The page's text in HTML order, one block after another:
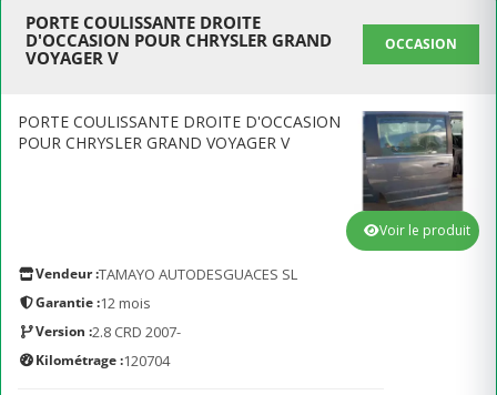
PORTE COULISSANTE DROITE
D'OCCASION POUR CHRYSLER GRAND
VOYAGER V
OCCASION
PORTE COULISSANTE DROITE D'OCCASION
POUR CHRYSLER GRAND VOYAGER V
Vendeur :TAMAYO AUTODESGUACES SL
Garantie :12 mois
Version :2.8 CRD 2007-
Kilométrage :120704
Voir le produit